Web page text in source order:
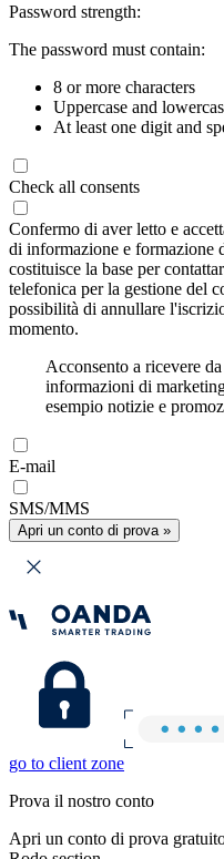
Password strength:
The password must contain:
8 or more characters
Uppercase and
At least one digit and
Check all consents
Confermo di aver letto e
di informazione e
costituisce la base per
telefonica per la gestione del
possibilità di annullare
momento.
Acconsento a ricevere
informazioni di
esempio notizie e
E-mail
SMS/MMS
Apri un conto di prova »
go to client zone
Prova il nostro conto
Apri un conto di prova